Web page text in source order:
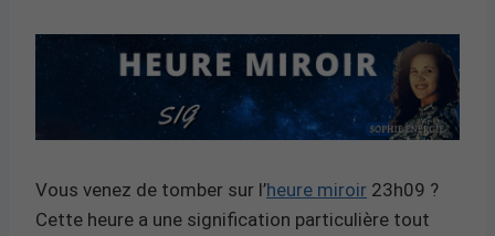
Vous venez de tomber sur l’heure miroir 23h09 ?
Cette heure a une signification particulière tout